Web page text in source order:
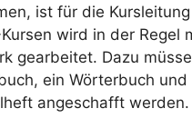
ist für die
wird in der Regel
gearbeitet. Dazu
ein Wörterbuch und
angeschafft werden.